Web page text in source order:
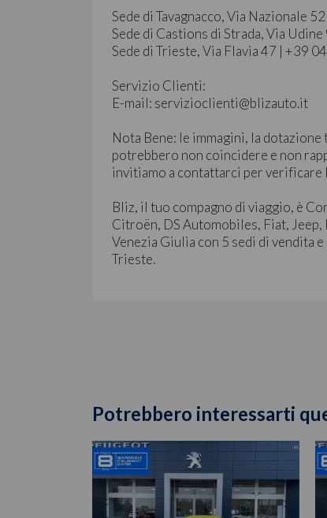
Sede di Tavagnacco, Via Nazionale
Sede di Castions di Strada, Via
Sede di Trieste, Via Flavia 47 | +39
Servizio Clienti:
E-mail: servizioclienti@blizauto.it
Nota Bene: le immagini, la
potrebbero non coincidere e non
invitiamo a contattarci per
Bliz, il tuo compagno di viaggio, è
Citroën, DS Automobiles, Fiat,
Venezia Giulia con 5 sedi di vendita
Trieste.
Potrebbero interessarti